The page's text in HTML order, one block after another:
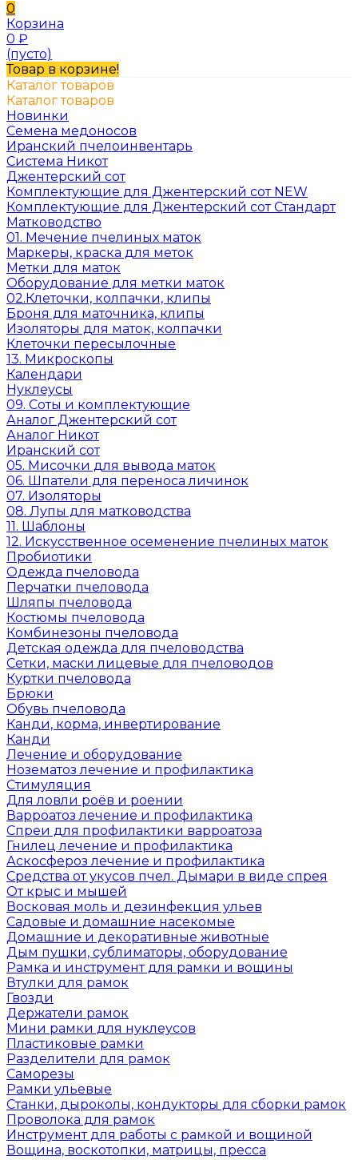
0
Корзина
0 ₽
(пусто)
Товар в корзине!
Каталог товаров
Каталог товаров
Новинки
Семена медоносов
Иранский пчелоинвентарь
Система Никот
Джентерский сот
Комплектующие для Джентерский сот NEW
Комплектующие для Джентерский сот Стандарт
Матководство
01. Мечение пчелиных маток
Маркеры, краска для меток
Метки для маток
Оборудование для метки маток
02.Клеточки, колпачки, клипы
Броня для маточника, клипы
Изоляторы для маток, колпачки
Клеточки пересылочные
13. Микроскопы
Календари
Нуклеусы
09. Соты и комплектующие
Аналог Джентерский сот
Аналог Никот
Иранский сот
05. Мисочки для вывода маток
06. Шпатели для переноса личинок
07. Изоляторы
08. Лупы для матководства
11. Шаблоны
12. Искусственное осеменение пчелиных маток
Пробиотики
Одежда пчеловода
Перчатки пчеловода
Шляпы пчеловода
Костюмы пчеловода
Комбинезоны пчеловода
Детская одежда для пчеловодства
Сетки, маски лицевые для пчеловодов
Куртки пчеловода
Брюки
Обувь пчеловода
Канди, корма, инвертирование
Канди
Лечение и оборудование
Нозематоз лечение и профилактика
Стимуляция
Для ловли роёв и роении
Варроатоз лечение и профилактика
Спреи для профилактики варроатоза
Гнилец лечение и профилактика
Аскосфероз лечение и профилактика
Средства от укусов пчел. Дымари в виде спрея
От крыс и мышей
Восковая моль и дезинфекция ульев
Садовые и домашние насекомые
Домашние и декоративные животные
Дым пушки, сублиматоры, оборудование
Рамка и инструмент для рамки и вощины
Втулки для рамок
Гвозди
Держатели рамок
Мини рамки для нуклеусов
Пластиковые рамки
Разделители для рамок
Саморезы
Рамки ульевые
Станки, дыроколы, кондукторы для сборки рамок
Проволока для рамок
Инструмент для работы с рамкой и вощиной
Вощина, воскотопки, матрицы, пресса